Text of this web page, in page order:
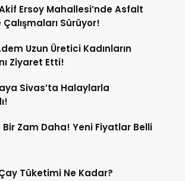
Ersoy Mahallesi’nde Asfalt
Sürüyor!
Uzun Üretici Kadınların
Ziyaret Etti!
Sivas’ta Halaylarla
Zam Daha! Yeni Fiyatlar Belli
Tüketimi Ne Kadar?